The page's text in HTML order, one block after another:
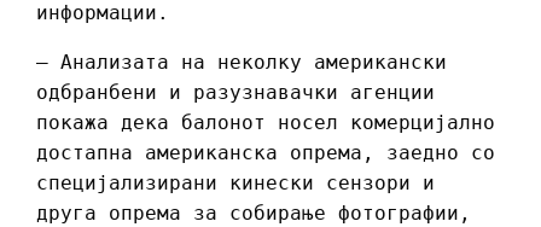
информации.
– Анализата на неколку американски
одбранбени и разузнавачки агенции
покажа дека балонот носел комерцијално
достапна американска опрема, заедно со
специјализирани кинески сензори и
друга опрема за собирање фотографии,